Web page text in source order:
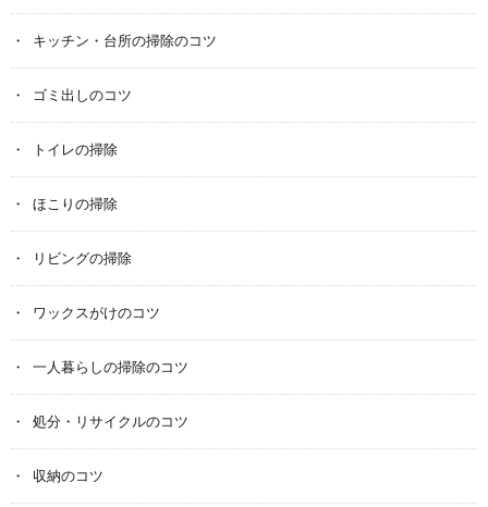
キッチン・台所の掃除のコツ
ゴミ出しのコツ
トイレの掃除
ほこりの掃除
リビングの掃除
ワックスがけのコツ
一人暮らしの掃除のコツ
処分・リサイクルのコツ
収納のコツ